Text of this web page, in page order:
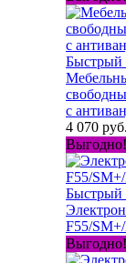
Быстрый
с
4 070 руб.
Выгодно!
Быстрый
F55/
Выгодно!